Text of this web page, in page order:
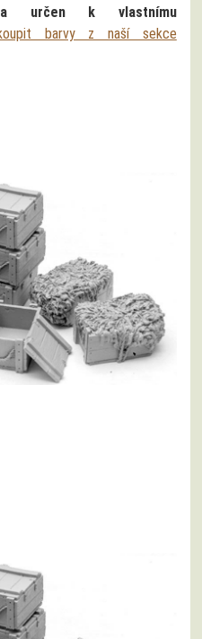
k vlastnímu
barvy z naší sekce